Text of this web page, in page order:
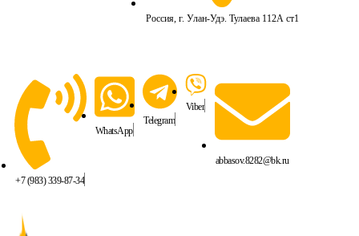
Россия, г. Улан-Удэ. Тулаева 112А ст1
+7 (983) 339-87-34
WhatsApp
Telegram
Viber
abbasov.8282@bk.ru